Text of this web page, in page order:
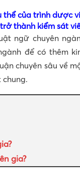
thể của trình dược
thành kiểm sát
ngữ chuyên
để có thêm
chuyên sâu về
gia?